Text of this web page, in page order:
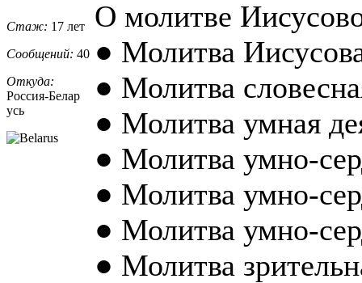
Стаж: 17 лет
Сообщений: 40
Откуда:
Россия-Белар
усь
О молитве
● Молитва
● Молитва
● Молитва умная
● Молитва умно-
● Молитва умно-
● Молитва умно-
● Молитва